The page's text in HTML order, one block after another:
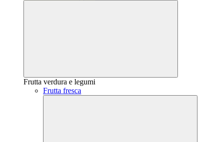
Frutta verdura e legumi
Frutta fresca